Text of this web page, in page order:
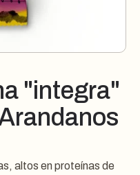
"integra"
altos en proteínas de